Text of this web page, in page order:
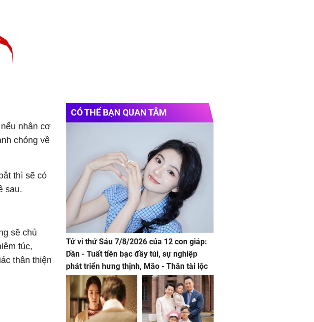
nhân cơ
chóng về
thì sẽ có
sau.
sẽ chủ
túc,
thân thiện
CÓ THỂ BẠN QUAN TÂM
Tử vi thứ Sáu 7/8/2026 của 12 con giáp:
Dần - Tuất tiền bạc đầy túi, sự nghiệp
phát triển hưng thịnh, Mão - Thân tài lộc
ảm đạm, mọi sự khó thành công mỹ mãn